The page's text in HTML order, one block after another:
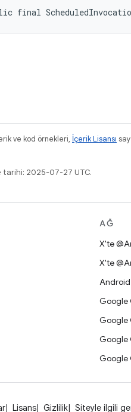
final
ve kod örnekleri, İçerik Lisansı
tarihi: 2025-07-27 UTC.
AĞ
X'te
X'te
Android
Google
Google
Google
Google
Lisans Gizlilik Siteyle ilgili